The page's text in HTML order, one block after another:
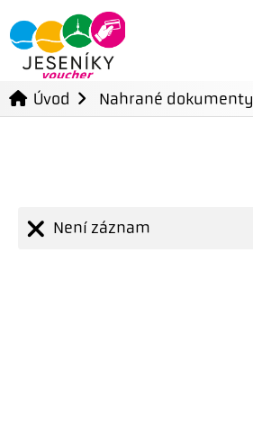
Úvod Nahrané dokumenty
Není záznam